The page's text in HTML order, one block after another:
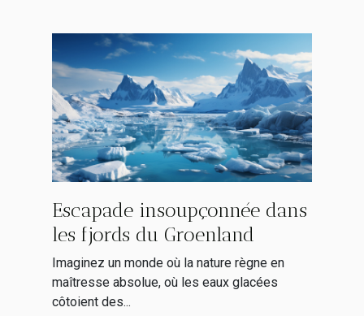
Escapade insoupçonnée dans
les fjords du Groenland
Imaginez un monde où la nature règne en
maîtresse absolue, où les eaux glacées
côtoient des...